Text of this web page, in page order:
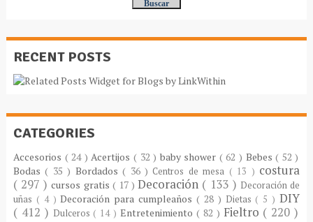
RECENT POSTS
CATEGORIES
Accesorios ( 24 )Acertijos ( 32 ) baby shower ( 62 ) Bebes( 52 )
Bodas( 35 ) Bordados( 36 ) Centros de mesa ( 13 ) costura
( 297 )cursos gratis ( 17 )Decoración ( 133 ) Decoración de
uñas ( 4 )Decoración para cumpleaños( 28 ) Dietas ( 5 )DIY
( 412 ) Dulceros ( 14 )Entretenimiento ( 82 ) Fieltro ( 220 )